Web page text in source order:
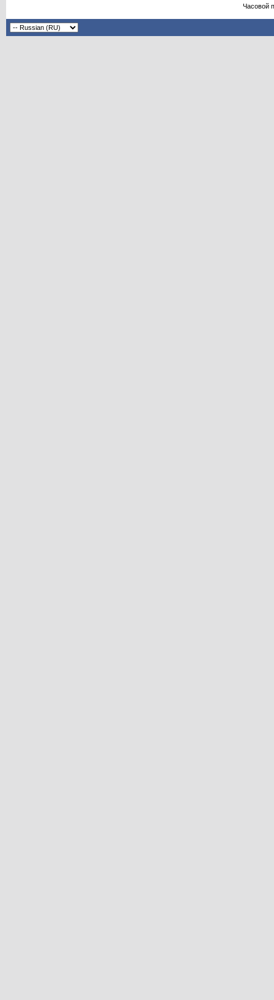
Часовой